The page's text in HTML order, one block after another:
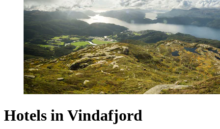
Hotels in Vindafjord